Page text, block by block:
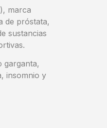
marca
de próstata,
sustancias
garganta,
insomnio y